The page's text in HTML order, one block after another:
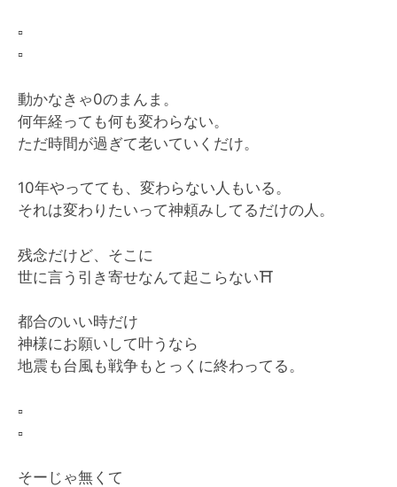
▫️
▫️
動かなきゃ0のまんま。
何年経っても何も変わらない。
ただ時間が過ぎて老いていくだけ。
10年やってても、変わらない人もいる。
それは変わりたいって神頼みしてるだけの人。
残念だけど、そこに
世に言う引き寄せなんて起こらない⛩
都合のいい時だけ
神様にお願いして叶うなら
地震も台風も戦争もとっくに終わってる。
▫️
▫️
そーじゃ無くて